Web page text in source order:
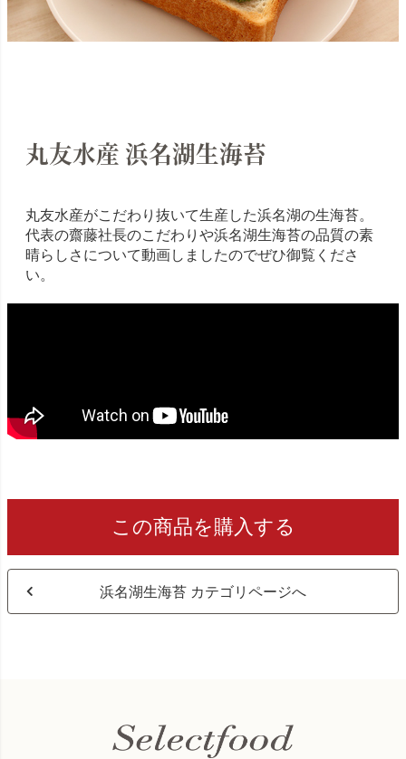
丸友水産 浜名湖生海苔
丸友水産がこだわり抜いて生産した浜名湖の生海苔。
代表の齋藤社長のこだわりや浜名湖生海苔の品質の素
晴らしさについて動画しましたのでぜひ御覧くださ
い。
この商品を購入する
浜名湖生海苔 カテゴリページへ